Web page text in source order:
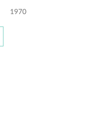
1970
1990